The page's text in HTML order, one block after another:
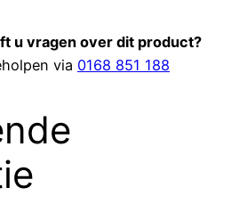
u vragen over dit product?
via 0168 851 188